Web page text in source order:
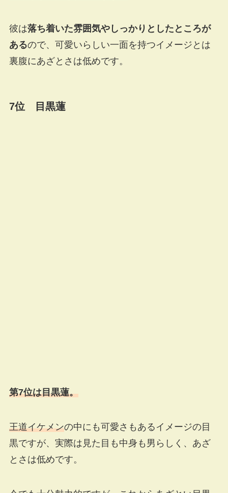
彼は落ち着いた雰囲気やしっかりとしたところが
あるので、可愛いらしい一面を持つイメージとは
裏腹にあざとさは低めです。
7位 目黒蓮
第7位は目黒蓮。
王道イケメンの中にも可愛さもあるイメージの目
黒ですが、実際は見た目も中身も男らしく、あざ
とさは低めです。